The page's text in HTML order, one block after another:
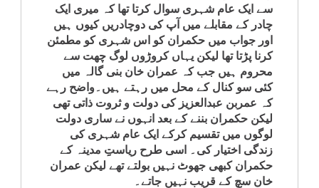
سے ایک عام شہری سوال کرتا تھا کہ میری ایک
چادر کے مقابلے میں آپ کی دوچادریں کیوں ہیں
اور جواب میں حکمران کو اس شہری کو مطمئن
کرنا پڑتا تھا لیکن یہاں کروڑوں لوگ چھت سے
محروم ہیں جب کہ عمران خان بنی گالہ میں
کئی سو کنال کے محل میں رہتے ہیں۔واضح رہے
کہ عمربن عبدالعزیز کی دولت و ثروت ذاتی تھی
لیکن حکمران بننے کے بعد انہوں نے ساری دولت
لوگوں میں تقسیم کرکے ایک عام شہری کی
زندگی اختیار کی۔ اسی طرح ریاستِِ مدینہ کے
حکمران کبھی جھوٹ نہیں بولتے تھے لیکن عمران
خان سچ کے قریب نہیں جاتے۔